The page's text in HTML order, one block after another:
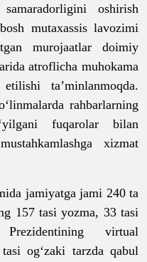
oshirish
mutaxassis lavozimi
murojaatlar doimiy
atroflicha muhokama
ta’minlanmoqda.
rahbarlarning
fuqarolar bilan
xizmat
jamiyatga jami 240 ta
157 tasi yozma, 33 tasi
Prezidentining virtual
og‘zaki tarzda qabul